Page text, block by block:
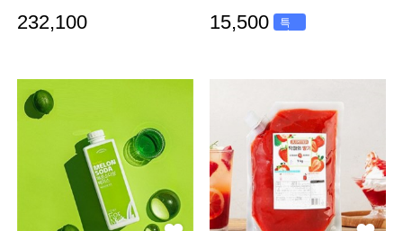
232,100 15,500
특
가